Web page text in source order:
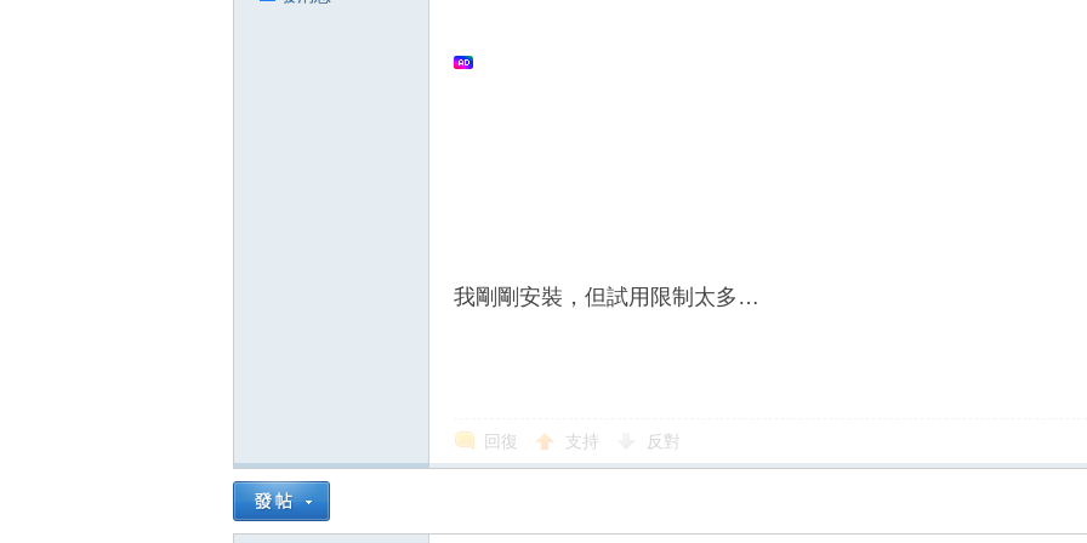
我剛剛安裝，但試用限制太多…
回復 支持 反對